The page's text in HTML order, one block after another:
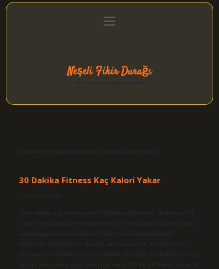
Gizlilik Politikası
menüyü
aç
Neşeli Fikir Durağı
Etiket: Her gün 100 squat yaparsam ne olur
30 Dakika Fitness Kaç Kalori Yakar
Tarih: Eylül 26, 2024
30 dk fitness kaç kalori yakar? 15 dakika 110 kalori. 30 dakika 220
kalori. 60 dakika egzersiz sonucunda ise 441 kalori. 1 saatlik fitness
antrenmanı kaç kalori yakar? Elbette tüm bunlar düzenli
egzersizle başarılabilir. ‘Kuvvet antrenmanı kaç kalori yakar?’
sorusuna bir örnekle cevap verilebilir. Örneğin; 70 kiloluk bir kişi,
kuvvet antrenmanı egzersizleriyle saatte 200 ila 400 kalori yakar. 30